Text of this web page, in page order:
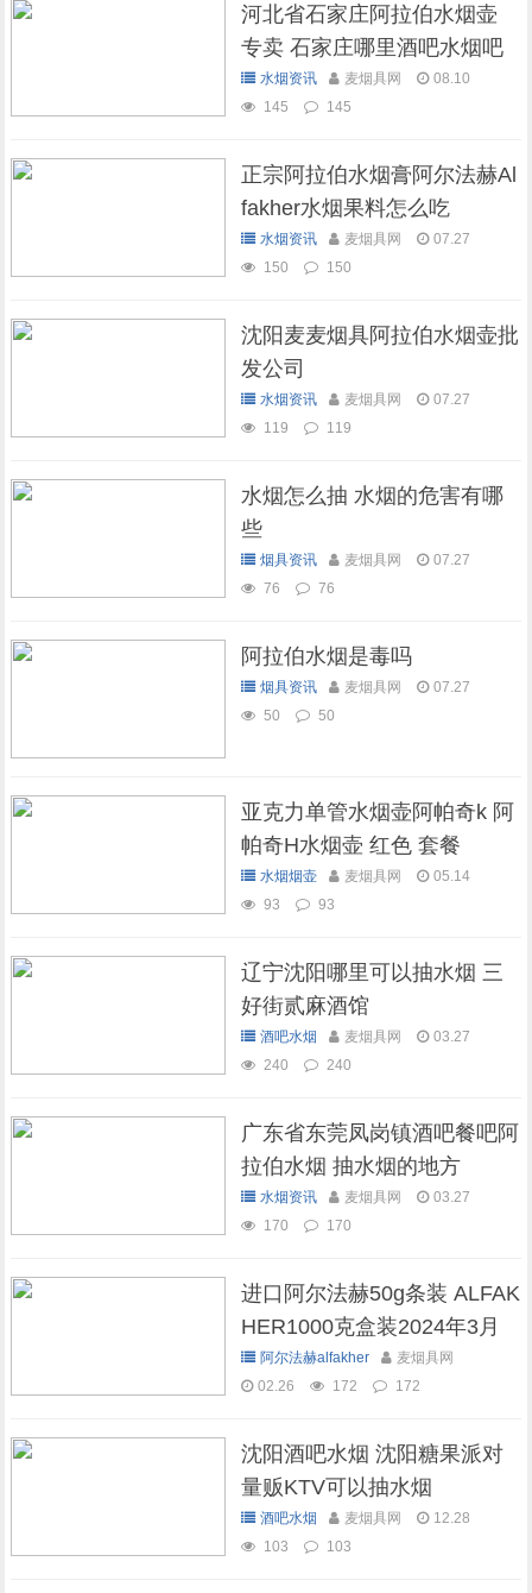
河北省石家庄阿拉伯水烟壶
专卖 石家庄哪里酒吧水烟吧
可以抽水烟
水烟资讯 麦烟具网
08.10
145
145
正宗阿拉伯水烟膏阿尔法赫Al
fakher水烟果料怎么吃
水烟资讯 麦烟具网
07.27
150
150
沈阳麦麦烟具阿拉伯水烟壶批
发公司
水烟资讯 麦烟具网
07.27
119
119
水烟怎么抽 水烟的危害有哪
些
烟具资讯 麦烟具网
07.27
76
76
阿拉伯水烟是毒吗
烟具资讯 麦烟具网
07.27
50
50
亚克力单管水烟壶阿帕奇k 阿
帕奇H水烟壶 红色 套餐
水烟烟壶 麦烟具网
05.14
93
93
辽宁沈阳哪里可以抽水烟 三
好街贰麻酒馆
酒吧水烟 麦烟具网
03.27
240
240
广东省东莞凤岗镇酒吧餐吧阿
拉伯水烟 抽水烟的地方
水烟资讯 麦烟具网
03.27
170
170
进口阿尔法赫50g条装 ALFAK
HER1000克盒装2024年3月
现货库存
阿尔法赫alfakher
麦烟具网
02.26
172 172
沈阳酒吧水烟 沈阳糖果派对
量贩KTV可以抽水烟
酒吧水烟 麦烟具网
12.28
103
103